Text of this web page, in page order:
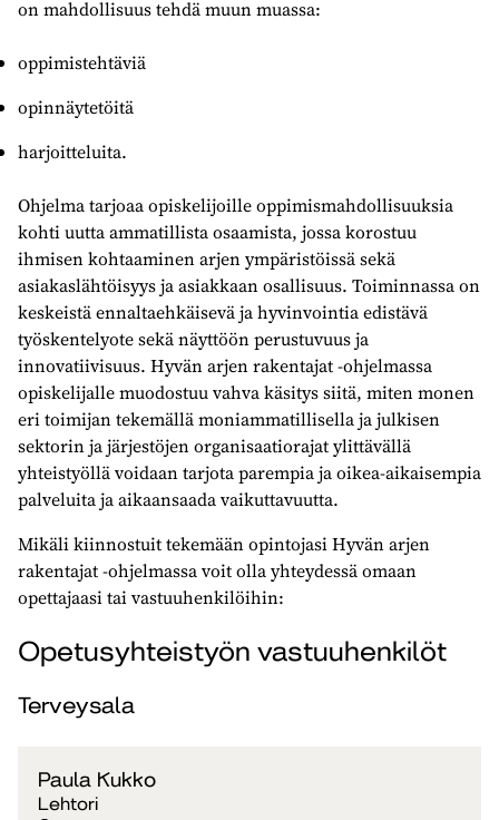
on mahdollisuus tehdä muun muassa:
oppimistehtäviä
opinnäytetöitä
harjoitteluita.
Ohjelma tarjoaa opiskelijoille oppimismahdollisuuksia
kohti uutta ammatillista osaamista, jossa korostuu
ihmisen kohtaaminen arjen ympäristöissä sekä
asiakaslähtöisyys ja asiakkaan osallisuus. Toiminnassa on
keskeistä ennaltaehkäisevä ja hyvinvointia edistävä
työskentelyote sekä näyttöön perustuvuus ja
innovatiivisuus. Hyvän arjen rakentajat -ohjelmassa
opiskelijalle muodostuu vahva käsitys siitä, miten monen
eri toimijan tekemällä moniammatillisella ja julkisen
sektorin ja järjestöjen organisaatiorajat ylittävällä
yhteistyöllä voidaan tarjota parempia ja oikea-aikaisempia
palveluita ja aikaansaada vaikuttavuutta.
Mikäli kiinnostuit tekemään opintojasi Hyvän arjen
rakentajat -ohjelmassa voit olla yhteydessä omaan
opettajaasi tai vastuuhenkilöihin:
Opetusyhteistyön vastuuhenkilöt
Terveysala
Paula Kukko
Lehtori